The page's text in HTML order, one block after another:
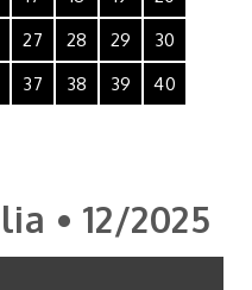
27 28 29
30
37 38 39
40
• 12/2025